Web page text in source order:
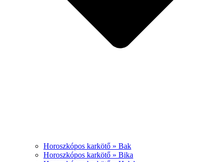
Horoszkópos karkötő » Bak
Horoszkópos karkötő » Bika